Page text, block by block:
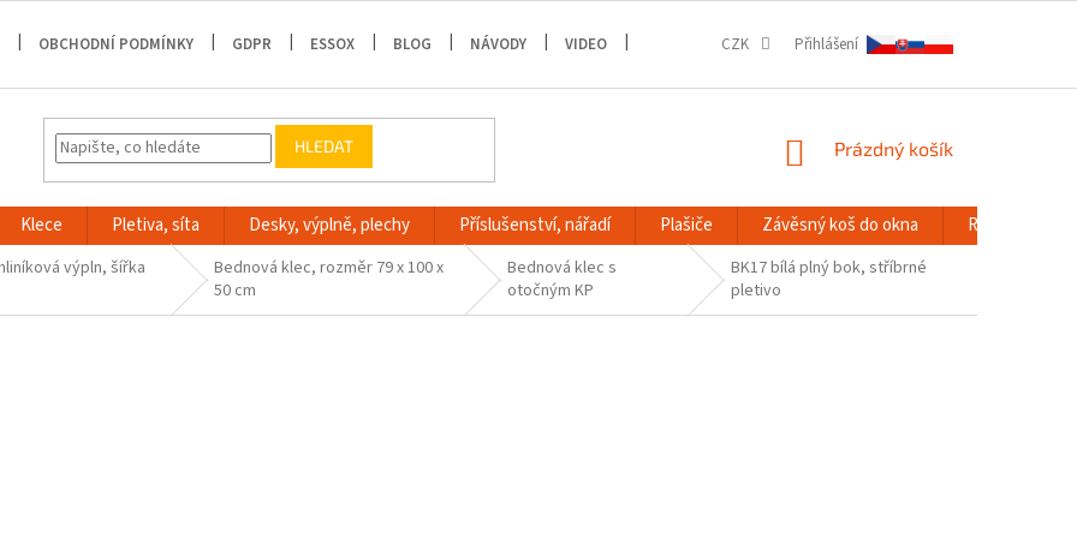
OBCHODNÍ PODMÍNKY GDPR ESSOX BLOG NÁVODY VIDEO CZK Přihlášení
HLEDAT
NÁKUPNÍ
Prázdný košík
Klece Pletiva, síta Desky, výplně, plechy Příslušenství, nářadí Plašiče Závěsný koš do okna RACK systémy
výpln, šířka
Bednová klec, rozměr 79 x 100 x
50 cm
Bednová klec s
otočným KP
BK17 bílá plný bok, stříbrné
pletivo